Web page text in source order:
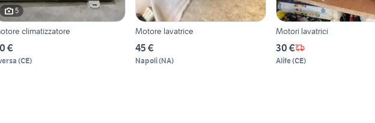
5
climatizzatore
€
(CE)
Motore lavatrice
45 €
Napoli(NA)
Motori lavatrici
30 €
Alife(CE)